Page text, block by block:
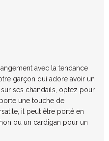
avec la tendance
tre garçon qui adore avoir un
ses chandails , optez pour
une touche de
il peut être porté en
ou un cardigan pour un